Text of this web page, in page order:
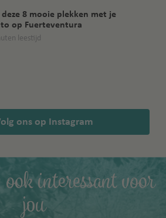
deze 8 mooie plekken met je
op Fuerteventura
leestijd
ons op Instagram
interessant voor
jou